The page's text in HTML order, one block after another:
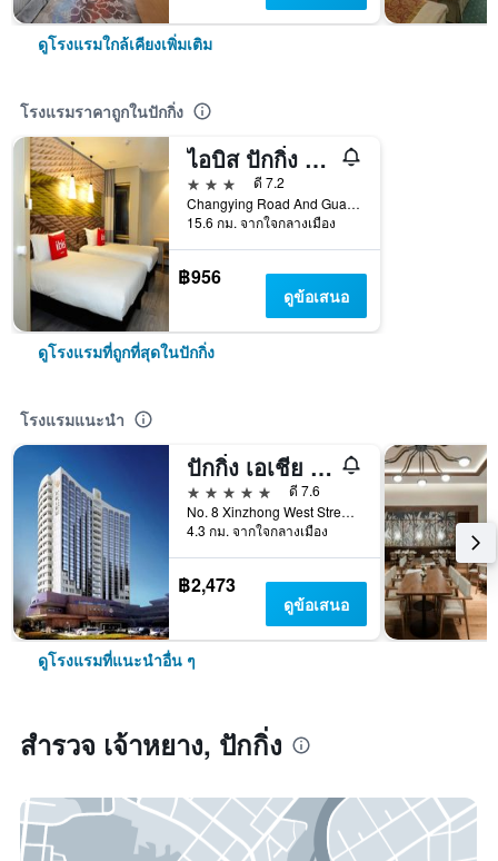
ดูโรงแรมใกล้เคียงเพิ่มเติม
โรงแรมราคาถูกในปักกิ่ง
ไอบิส ปักกิ่ง ฉางยิง
3 ดาว
ดี 7.2
Changying Road And Guanzhuang Road, ปักกิ่ง, จีน
15.6 กม. จากใจกลางเมือง
฿956
ดูข้อเสนอ
ดูโรงแรมที่ถูกที่สุดในปักกิ่ง
โรงแรมแนะนำ
ปักกิ่ง เอเชีย โฮเทล
5 ดาว
ดี 7.6
No. 8 Xinzhong West Street, ปักกิ่ง, จีน
4.3 กม. จากใจกลางเมือง
฿2,473
ดูข้อเสนอ
ดูโรงแรมที่แนะนำอื่น ๆ
สำรวจ เจ้าหยาง, ปักกิ่ง